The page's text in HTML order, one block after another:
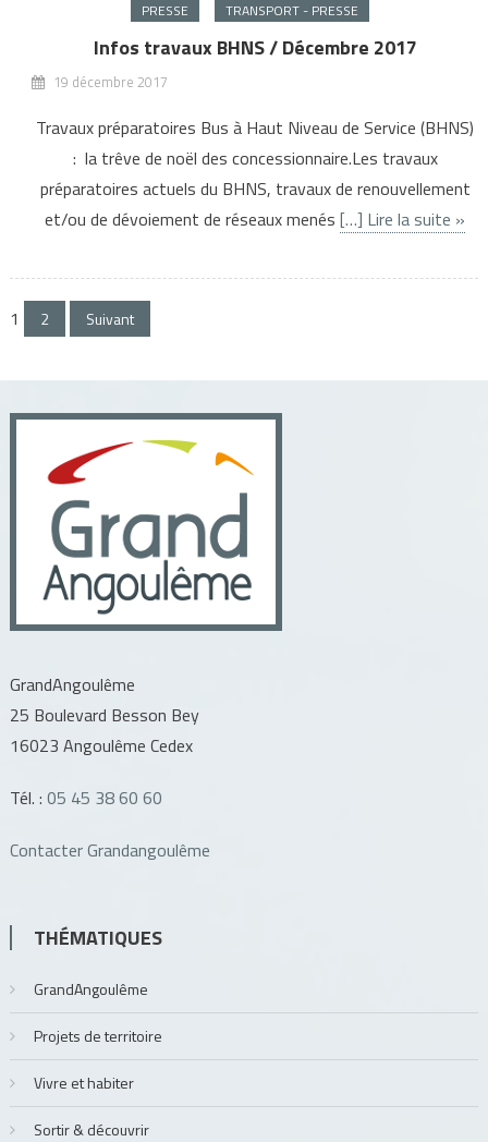
PRESSE TRANSPORT - PRESSE
Infos travaux BHNS / Décembre 2017
19 décembre 2017
Travaux préparatoires Bus à Haut Niveau de Service (BHNS)
: la trêve de noël des concessionnaire.Les travaux
préparatoires actuels du BHNS, travaux de renouvellement
et/ou de dévoiement de réseaux menés […] Lire la suite »
Pagination
publications
1 2 Suivant
GrandAngoulême
25 Boulevard Besson Bey
16023 Angoulême Cedex
Tél. : 05 45 38 60 60
Contacter Grandangoulême
THÉMATIQUES
GrandAngoulême
Projets de territoire
Vivre et habiter
Sortir & découvrir